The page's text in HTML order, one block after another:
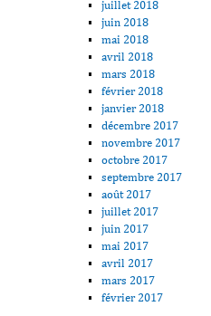
juillet 2018
juin 2018
mai 2018
avril 2018
mars 2018
février 2018
janvier 2018
décembre 2017
novembre 2017
octobre 2017
septembre 2017
août 2017
juillet 2017
juin 2017
mai 2017
avril 2017
mars 2017
février 2017